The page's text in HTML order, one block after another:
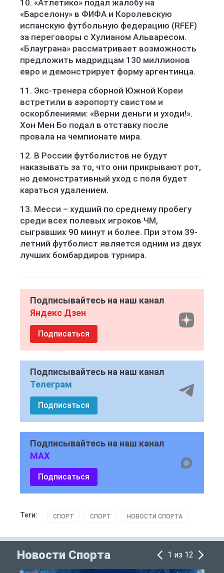
10. «Атлетико» подал жалобу на
«Барселону» в ФИФА и Королевскую
испанскую футбольную федерацию (RFEF)
за переговоры с Хулианом Альваресом.
«Блауграна» рассматривает возможность
предложить мадридцам 130 миллионов
евро и демонстрирует форму аргентинца.
11. Экс-тренера сборной Южной Кореи
встретили в аэропорту свистом и
оскорблениями: «Верни деньги и уходи!».
Хон Мен Бо подал в отставку после
провала на чемпионате мира.
12. В России футболистов не будут
наказывать за то, что они прикрывают рот,
но демонстративный уход с поля будет
караться удалением.
13. Месси – худший по среднему пробегу
среди всех полевых игроков ЧМ,
сыгравших 90 минут и более. При этом 39-
летний футболист является одним из двух
лучших бомбардиров турнира.
Подписывайтесь на наш канал
Яндекс Дзен
Подписаться
Подписывайтесь на наш канал
Телеграм
Подписаться
Подписывайтесь на наш канал
MAX
Подписаться
Теги: СПОРТ СПОРТ НОВОСТИ СПОРТА
Новости Спорта 1 из 12